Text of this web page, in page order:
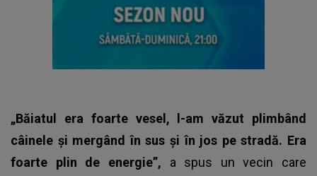
„Băiatul era foarte vesel, l-am văzut plimbând
câinele și mergând în sus și în jos pe stradă. Era
foarte plin de energie”, a spus un vecin care